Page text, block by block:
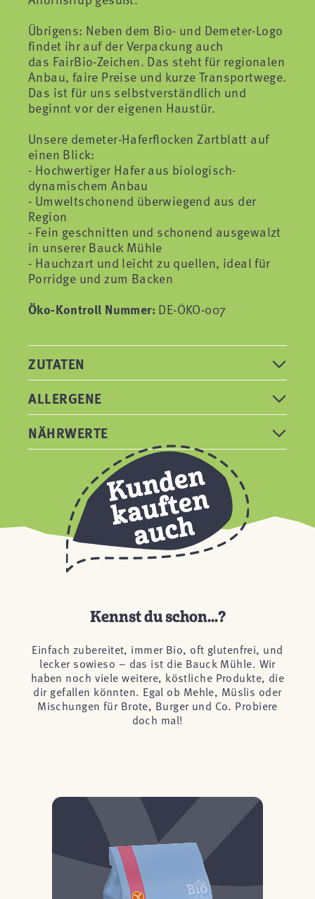
Übrigens: Neben dem Bio- und Demeter-Logo
findet ihr auf der Verpackung auch
das FairBio-Zeichen. Das steht für regionalen
Anbau, faire Preise und kurze Transportwege.
Das ist für uns selbstverständlich und
beginnt vor der eigenen Haustür.
Unsere demeter-Haferflocken Zartblatt auf
einen Blick:
- Hochwertiger Hafer aus biologisch-
dynamischem Anbau
- Umweltschonend überwiegend aus der
Region
- Fein geschnitten und schonend ausgewalzt
in unserer Bauck Mühle
- Hauchzart und leicht zu quellen, ideal für
Porridge und zum Backen
Öko-Kontroll Nummer: DE-ÖKO-007
ZUTATEN
ALLERGENE
NÄHRWERTE
Kennst du schon...?
Einfach zubereitet, immer Bio, oft glutenfrei, und
lecker sowieso – das ist die Bauck Mühle. Wir
haben noch viele weitere, köstliche Produkte, die
dir gefallen könnten. Egal ob Mehle, Müslis oder
Mischungen für Brote, Burger und Co. Probiere
doch mal!